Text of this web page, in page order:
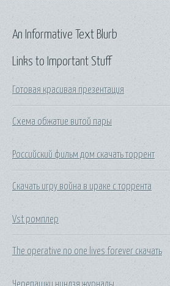
Links to Important Stuff
Готовая красивая презентация
Схема обжатие витой пары
Российский фильм дом скачать торрент
Скачать игру война в ираке с торрента
Vst ромплер
The operative no one lives forever скачать
Черепашки ниндзя журналы
An Informative Text Blurb